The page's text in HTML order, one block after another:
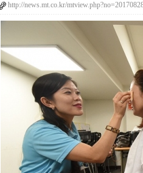
http://news.mt.co.kr/